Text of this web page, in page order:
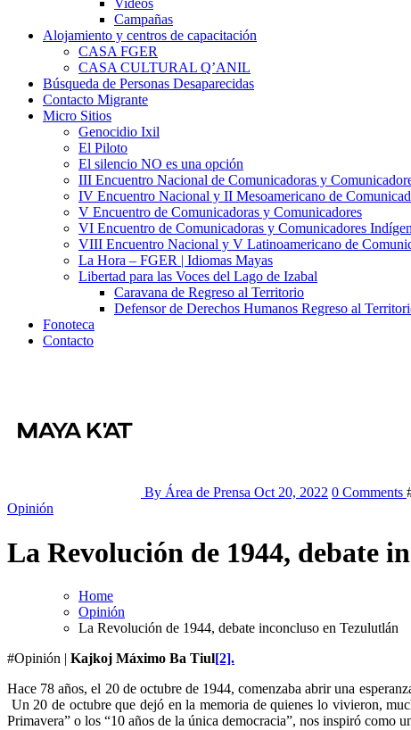
Videos
Campañas
Alojamiento y centros de capacitación
CASA FGER
CASA CULTURAL Q’ANIL
Búsqueda de Personas Desaparecidas
Contacto Migrante
Micro Sitios
Genocidio Ixil
El Piloto
El silencio NO es una opción
III Encuentro Nacional de Comunicadoras y
IV Encuentro Nacional y II Mesoamericano de
V Encuentro de Comunicadoras y Comunicadores
VI Encuentro de Comunicadoras y Comunicadores
VIII Encuentro Nacional y V Latinoamericano de
La Hora – FGER | Idiomas Mayas
Libertad para las Voces del Lago de Izabal
Caravana de Regreso al Territorio
Defensor de Derechos Humanos Regreso al
Fonoteca
Contacto
By Área de Prensa Oct 20, 2022 0 Comments
Opinión
La Revolución de 1944, debate
Home
Opinión
La Revolución de 1944, debate inconcluso en Tezulutlán
#Opinión | Kajkoj Máximo Ba Tiul[2].
Hace 78 años, el 20 de octubre de 1944, comenzaba abrir una
Un 20 de octubre que dejó en la memoria de quienes lo vivieron,
Primavera” o los “10 años de la única democracia”, nos inspiró como